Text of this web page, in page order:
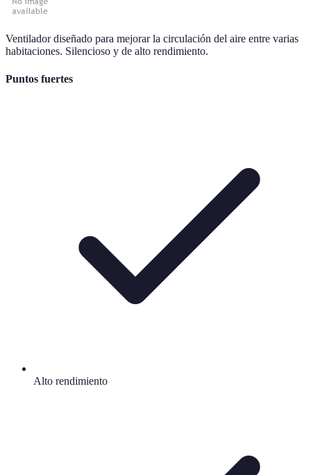
Ventilador diseñado para mejorar la circulación del aire entre varias
habitaciones. Silencioso y de alto rendimiento.
Puntos fuertes
Alto rendimiento